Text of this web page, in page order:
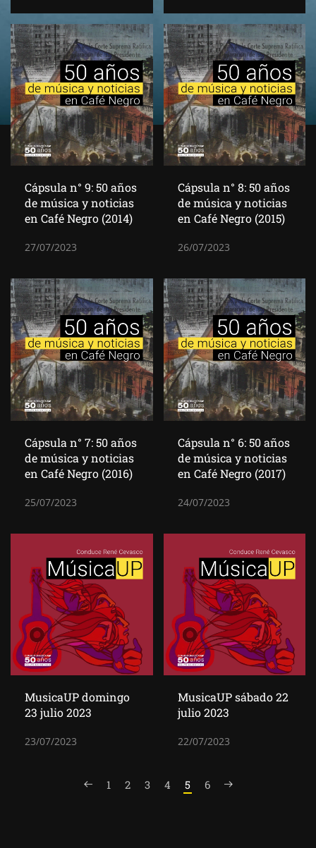
Cápsula n° 9: 50 años
de música y noticias
en Café Negro (2014)
27/07/2023
Cápsula n° 8: 50 años
de música y noticias
en Café Negro (2015)
26/07/2023
Cápsula n° 7: 50 años
de música y noticias
en Café Negro (2016)
25/07/2023
Cápsula n° 6: 50 años
de música y noticias
en Café Negro (2017)
24/07/2023
MusicaUP domingo
23 julio 2023
23/07/2023
MusicaUP sábado 22
julio 2023
22/07/2023
1 2 3 4 5 6